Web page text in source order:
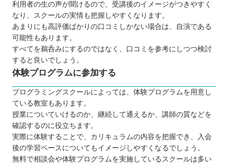
利用者の生の声が聞けるので、受講後のイメージがつきやすく
なり、スクールの実情も把握しやすくなります。
あまりにも高評価ばかりの口コミしかない場合は、自演である
可能性もあります。
すべてを鵜呑みにするのではなく、口コミを参考にしつつ検討
すると良いでしょう。
体験プログラムに参加する
プログラミングスクールによっては、体験プログラムを用意し
ている教室もあります。
授業についていけるのか、継続して通えるか、講師の質などを
確認するのに役立ちます。
実際に体験することで、カリキュラムの内容を把握でき、入会
後の学習ペースについてもイメージしやすくなるでしょう。
無料で相談会や体験プログラムを実施しているスクールは多い